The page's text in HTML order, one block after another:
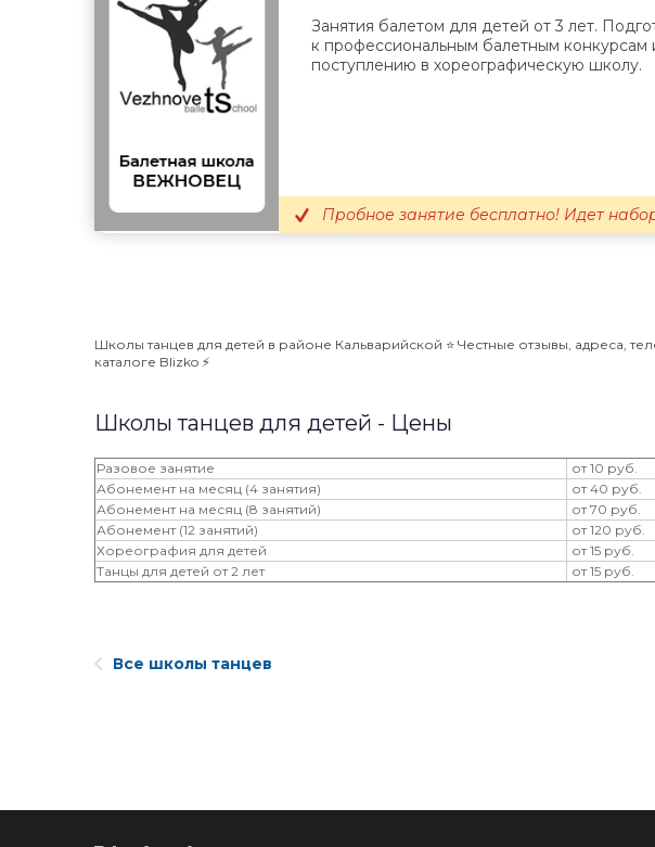
Занятия балетом для детей от 3 лет.
к профессиональным балетным конкурсам
поступлению в хореографическую школу.
Пробное занятие бесплатно! Идет
Школы танцев для детей в районе Кальварийской ⭐️ Честные отзывы, адреса,
каталоге Blizko ⚡️
Школы танцев для детей - Цены
Разовое занятие
от 10 руб.
Абонемент на месяц (4 занятия)
от 40 руб.
Абонемент на месяц (8 занятий)
от 70 руб.
Абонемент (12 занятий)
от 120 руб.
Хореография для детей
от 15 руб.
Танцы для детей от 2 лет
от 15 руб.
Все школы танцев